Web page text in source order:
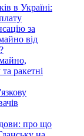
в Україні:
за
від
ракетні
про що